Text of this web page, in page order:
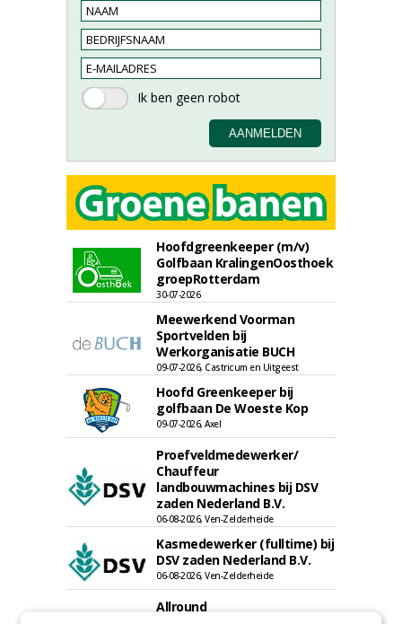
Hoofdgreenkeeper (m/v)
Golfbaan KralingenOosthoek
groepRotterdam
30-07-2026
Meewerkend Voorman
Sportvelden bij
Werkorganisatie BUCH
09-07-2026, Castricum en Uitgeest
Hoofd Greenkeeper bij
golfbaan De Woeste Kop
09-07-2026, Axel
Proefveldmedewerker/
Chauffeur
landbouwmachines bij DSV
zaden Nederland B.V.
06-08-2026, Ven-Zelderheide
Kasmedewerker (fulltime) bij
DSV zaden Nederland B.V.
06-08-2026, Ven-Zelderheide
Allround